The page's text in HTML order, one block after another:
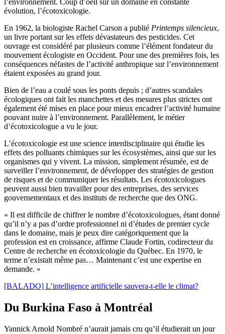
l’environnement. Coup d’oeil sur un domaine en constante
évolution, l’écotoxicologie.
En 1962, la biologiste Rachel Carson a publié Printemps silencieux,
un livre portant sur les effets dévastateurs des pesticides. Cet
ouvrage est considéré par plusieurs comme l’élément fondateur du
mouvement écologiste en Occident. Pour une des premières fois, les
conséquences néfastes de l’activité anthropique sur l’environnement
étaient exposées au grand jour.
Bien de l’eau a coulé sous les ponts depuis ; d’autres scandales
écologiques ont fait les manchettes et des mesures plus strictes ont
également été mises en place pour mieux encadrer l’activité humaine
pouvant nuire à l’environnement. Parallèlement, le métier
d’écotoxicologue a vu le jour.
L’écotoxicologie est une science interdisciplinaire qui étudie les
effets des polluants chimiques sur les écosystèmes, ainsi que sur les
organismes qui y vivent. La mission, simplement résumée, est de
surveiller l’environnement, de développer des stratégies de gestion
de risques et de communiquer les résultats. Les écotoxicologues
peuvent aussi bien travailler pour des entreprises, des services
gouvernementaux et des instituts de recherche que des ONG.
« Il est difficile de chiffrer le nombre d’écotoxicologues, étant donné
qu’il n’y a pas d’ordre professionnel ni d’études de premier cycle
dans le domaine, mais je peux dire catégoriquement que la
profession est en croissance, affirme Claude Fortin, codirecteur du
Centre de recherche en écotoxicologie du Québec. En 1970, le
terme n’existait même pas… Maintenant c’est une expertise en
demande. »
[BALADO] L’intelligence artificielle sauvera-t-elle le climat?
Du Burkina Faso à Montréal
Yannick Arnold Nombré n’aurait jamais cru qu’il étudierait un jour